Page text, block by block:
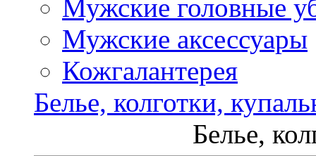
Мужские головные
Мужские аксессуары
Кожгалантерея
Белье, колготки,
Белье,